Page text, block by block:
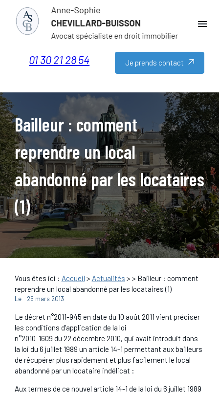
menu
01 30 21 28 54 Je prends contact
Bailleur : comment
reprendre un local
abandonné par les locataires
(1)
Vous êtes ici : Accueil > Actualités > > Bailleur : comment
reprendre un local abandonné par les locataires (1)
Le 26 mars 2013
Le décret n°2011-945 en date du 10 août 2011 vient préciser
les conditions d'application de la loi
n°2010-1609 du 22 décembre 2010, qui avait introduit dans
la loi du 6 juillet 1989 un article 14-1 permettant aux bailleurs
de récupérer plus rapidement et plus facilement le local
abandonné par un locataire indélicat :
Aux termes de ce nouvel article 14-1 de la loi du 6 juillet 1989
Panneau de gestion des cookies